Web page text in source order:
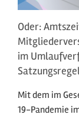
Oder:
im
Mit dem im
19-Pandemie